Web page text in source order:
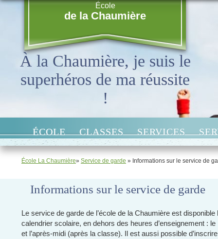
École
de la Chaumière
À la Chaumière, je suis le
superhéros de ma réussite
!
ÉCOLE CLASSES SERVICES
École La Chaumière» Service de garde » Informations sur le service de
Informations sur le service de garde
Le service de garde de l’école de la Chaumière est
calendrier scolaire, en dehors des heures d’enseignement :
et l’après-midi (après la classe). Il est aussi possible